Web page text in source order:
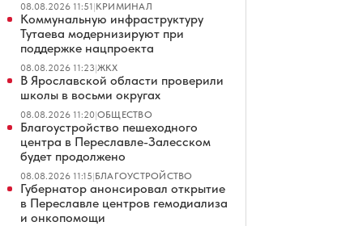
08.08.2026 11:51|КРИМИНАЛ
Коммунальную инфраструктуру
Тутаева модернизируют при
поддержке нацпроекта
08.08.2026 11:23|ЖКХ
В Ярославской области проверили
школы в восьми округах
08.08.2026 11:20|ОБЩЕСТВО
Благоустройство пешеходного
центра в Переславле-Залесском
будет продолжено
08.08.2026 11:15|БЛАГОУСТРОЙСТВО
Губернатор анонсировал открытие
в Переславле центров гемодиализа
и онкопомощи